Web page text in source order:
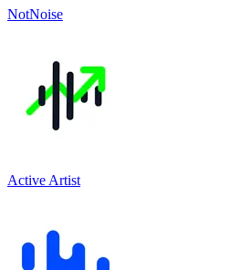
NotNoise
Active Artist